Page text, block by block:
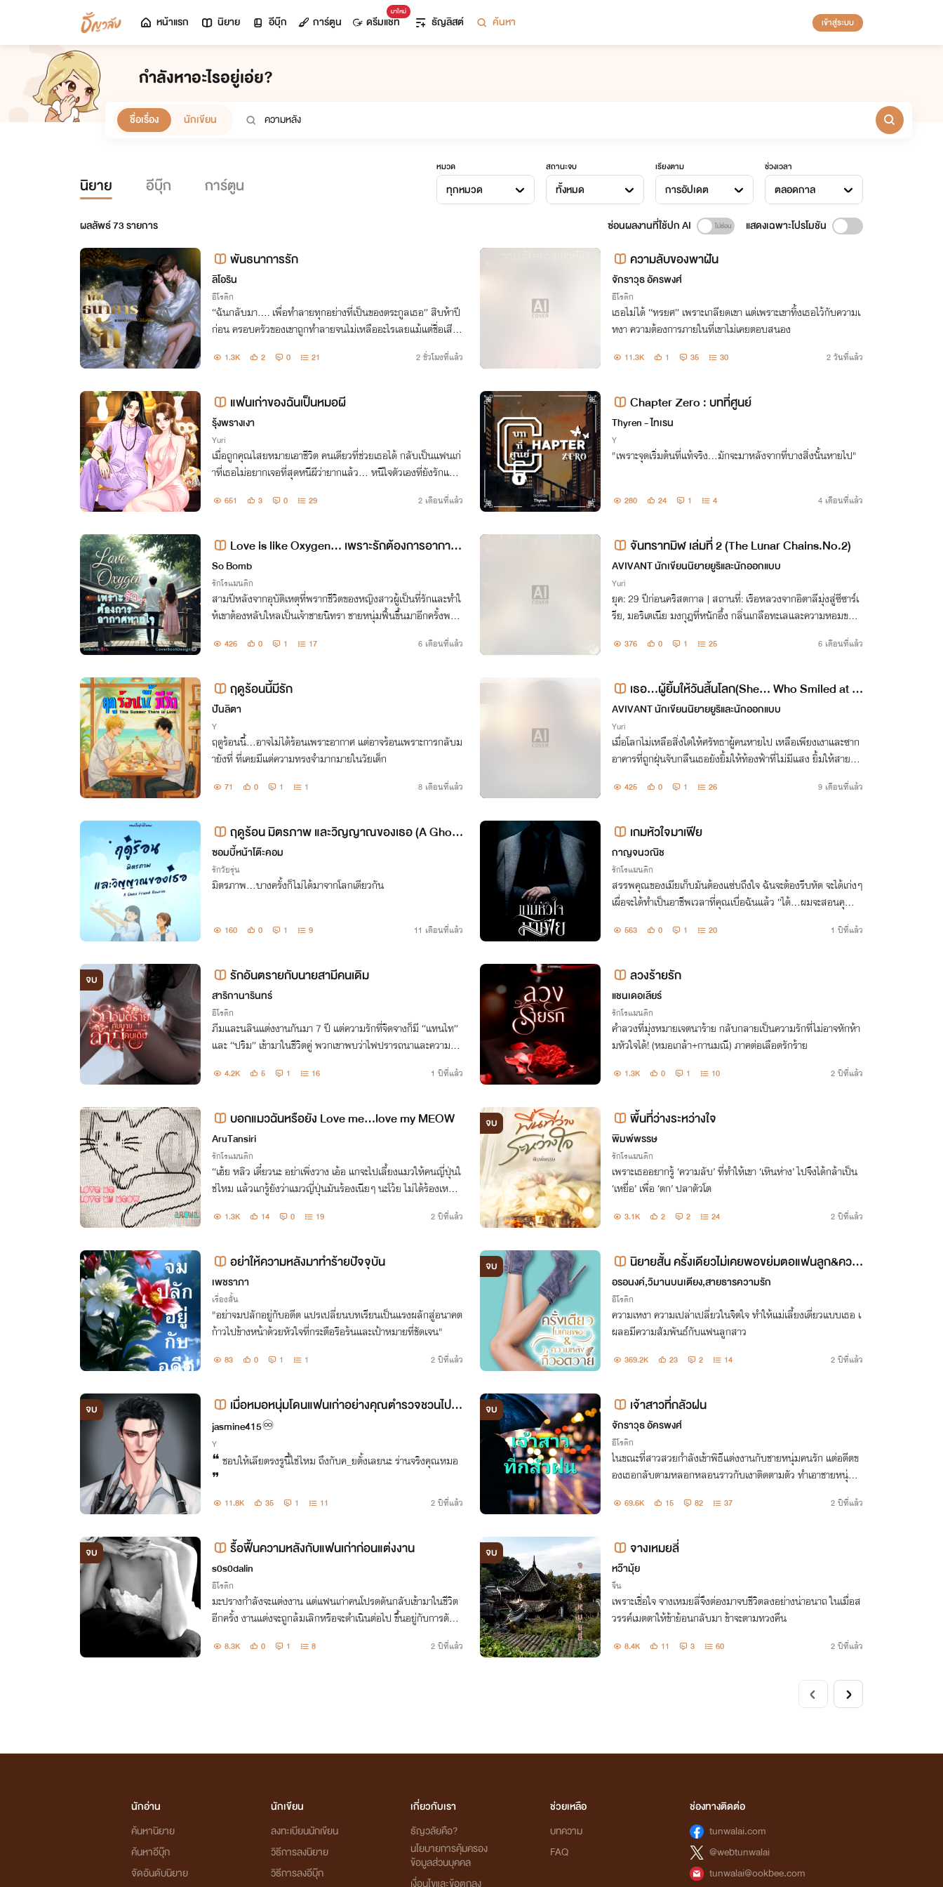
หน้าแรก นิยาย อีบุ๊ก การ์ตูน
มาใหม่
ดรีมแชท ธัญลิสต์ ค้นหา เข้าสู่ระบบ
กำลังหาอะไรอยู่เอ่ย?
ชื่อเรื่อง นักเขียน
นิยาย อีบุ๊ก การ์ตูน
หมวด
ทุกหมวด
สถานะจบ
ทั้งหมด
เรียงตาม
การอัปเดต
ช่วงเวลา
ตลอดกาล
ผลลัพธ์73รายการ ซ่อนผลงานที่ใช้ปก AI แสดงเฉพาะโปรโมชัน
พันธนาการรัก
ลิโอริน
อีโรติก
“ฉันกลับมา.... เพื่อทำลายทุกอย่างที่เป็นของตระกูลเธอ” สิบห้าปี
ก่อน ครอบครัวของเขาถูกทำลายจนไม่เหลืออะไรเลยแม้แต่ชื่อเสียง
ธิพล1.3K 2 0 21 2 ชั่วโมงที่แล้ว
ความลับของพาฝัน
จักราวุธ อัครพงศ์
อีโรติก
เธอไม่ได้ “ทรยศ” เพราะเกลียดเขา แต่เพราะเขาทิ้งเธอไว้กับความเ
หงา ความต้องการภายในที่เขาไม่เคยตอบสนอง
11.3K 1 35 30 2 วันที่แล้ว
แฟนเก่าของฉันเป็นหมอผี
รุ้งพรางเงา
Yuri
เมื่อถูกคุณไสยหมายเอาชีวิต คนเดียวที่ช่วยเธอได้ กลับเป็นแฟนเก่
าที่เธอไม่อยากเจอที่สุดหนีผีว่ายากแล้ว... หนีใจตัวเองที่ยังรักแฟน
651 3 0 29 2 เดือนที่แล้ว
Chapter Zero : บทที่ศูนย์
Thyren - ไทเรน
Y
"เพราะจุดเริ่มต้นที่แท้จริง...มักจะมาหลังจากที่บางสิ่งนั้นหายไป"
280 24 1 4 4 เดือนที่แล้ว
Love is like Oxygen... เพราะรักต้องการอากาศ
หายใจ
So Bomb
รักโรแมนติก
สามปีหลังจากอุบัติเหตุที่พรากชีวิตของหญิงสาวผู้เป็นที่รักและทำใ
ห้เขาต้องหลับใหลเป็นเจ้าชายนิทรา ชายหนุ่มฟื้นขึ้นมาอีกครั้งพร้อ
426 0 1 17 6 เดือนที่แล้ว
จันทราทมิฬ เล่มที่ 2 (The Lunar Chains.No.2)
AVIVANT นักเขียนนิยายยูริและนักออกแบบ
Yuri
​ยุค: 29 ปีก่อนคริสตกาล | สถานที่: เรือหลวงจากอิตาลีมุ่งสู่ซีซาร์เ
รีย, มอริเตเนีย มงกุฎที่หนักอึ้ง ​กลิ่นเกลือทะเลและความหอมของไ
ยสิ้นเชิง
376 0 1 25 6 เดือนที่แล้ว
ฤดูร้อนนี้มีรัก
ปันลิตา
Y
ฤดูร้อนนี้…อาจไม่ได้ร้อนเพราะอากาศ แต่อาจร้อนเพราะการกลับม
ายังที่ ที่เคยมีแต่ความทรงจำมากมายในวัยเด็ก
71 0 1 1 8 เดือนที่แล้ว
เธอ...ผู้ยิ้มให้วันสิ้นโลก(She... Who Smiled at th
e End of the World) เล่มที่ 1
AVIVANT นักเขียนนิยายยูริและนักออกแบบ
Yuri
เมื่อโลกไม่เหลือสิ่งใดให้ศรัทธาผู้คนหายไป เหลือเพียงเงาและซาก
อาคารที่ถูกฝุ่นจับกลืนเธอยังยิ้มให้ท้องฟ้าที่ไม่มีแสง ยิ้มให้สายลม
ยุดหมุน
425 0 1 26 9 เดือนที่แล้ว
ฤดูร้อน มิตรภาพ และวิญญาณของเธอ (A Ghost
Friend Rewrite)
ซอมบี้หน้าโต๊ะคอม
รักวัยรุ่น
มิตรภาพ…บางครั้งก็ไม่ได้มาจากโลกเดียวกัน
160 0 1 9 11 เดือนที่แล้ว
เกมหัวใจมาเฟีย
กาญจนวณิช
รักโรแมนติก
สรรพคุณของเมียเก็บมันต้องแซ่บถึงใจ ฉันจะต้องรีบหัด จะได้เก่งๆ
เผื่อจะได้ทำเป็นอาชีพเวลาที่คุณเบื่อฉันแล้ว “ได้...ผมจะสอนคุณเอ
563 0 1 20 1 ปีที่แล้ว
จบ รักอันตรายกับนายสามีคนเดิม
สาริกานารินทร์
อีโรติก
ภีมและนลินแต่งงานกันมา 7 ปี แต่ความรักที่จืดจางก็มี “แทนไท”
และ “ปริม” เข้ามาในชีวิตคู่ พวกเขาพบว่าไฟปรารถนาและความรัก
4.2K 5 1 16 1 ปีที่แล้ว
ลวงร้ายรัก
แชนเดอเลียร์
รักโรแมนติก
คำลวงที่มุ่งหมายเจตนาร้าย กลับกลายเป็นความรักที่ไม่อาจหักห้า
มหัวใจได้! (หมอเกล้า+กานมณี) ภาคต่อเลือดรักร้าย
1.3K 0 1 10 2 ปีที่แล้ว
บอกแมวฉันหรือยัง Love me...love my MEOW
AruTansiri
รักโรแมนติก
“เฮ้ย หลิว เดี๋ยวนะ อย่าเพิ่งวาง เอ้อ แกจะไปเลี้ยงแมวให้คนญี่ปุ่นใ
ช่ไหม แล้วแกรู้ยังว่าแมวญี่ปุ่นมันร้องเนียๆ นะโว้ย ไม่ได้ร้องเหมีย
1.3K 14 0 19 2 ปีที่แล้ว
จบ พื้นที่ว่างระหว่างใจ
พิมพ์พรรษ
รักโรแมนติก
เพราะเธออยากรู้ ‘ความลับ’ ที่ทำให้เขา ‘เหินห่าง’ ไปจึงได้กล้าเป็น
‘เหยื่อ’ เพื่อ ‘ตก’ ปลาตัวโต
3.1K 2 2 24 2 ปีที่แล้ว
อย่าให้ความหลังมาทำร้ายปัจจุบัน
เพชราภา
เรื่องสั้น
"อย่าจมปลักอยู่กับอดีต แปรเปลี่ยนบทเรียนเป็นแรงผลักสู่อนาคต
ก้าวไปข้างหน้าด้วยหัวใจที่กระตือรือร้นและเป้าหมายที่ชัดเจน"
83 0 1 1 2 ปีที่แล้ว
จบ
นิยายสั้น ครั้งเดียวไม่เคยพอขย่มตอแฟนลูก&ควา
มหลังที่วอดวาย
อรอนงค์,วิมานบนเตียง,สายธารความรัก
อีโรติก
ความเหงา ความเปล่าเปลี่ยวในจิตใจ ทำให้แม่เลี้ยงเดี่ยวแบบเธอ เ
ผลอมีความสัมพันธ์กับแฟนลูกสาว
369.2K 23 2 14 2 ปีที่แล้ว
จบ
เมื่อหมอหนุ่มโดนแฟนเก่าอย่างคุณตำรวจชวนไประ
ลึกความหลัง[PWP]
jasmine415♾️
Y
❝ ชอบให้เลียตรงรูนี้ใช่ไหม ถึงกับค_ยตั้งเลยนะ ร่านจริงคุณหมอ
❞
11.8K 35 1 11 2 ปีที่แล้ว
จบ เจ้าสาวที่กลัวฝน
จักราวุธ อัครพงศ์
อีโรติก
ในขณะที่สาวสวยกำลังเข้าพิธีแต่งงานกับชายหนุ่มคนรัก แต่อดีตข
องเธอกลับตามหลอกหลอนราวกับเงาติดตามตัว ทำเอาชายหนุ่มไ
69.6K 15 82 37 2 ปีที่แล้ว
จบ รื้อฟื้นความหลังกับแฟนเก่าก่อนแต่งงาน
s0s0dalin
อีโรติก
มะปรางกำลังจะแต่งงาน แต่แฟนเก่าคนโปรดดันกลับเข้ามาในชีวิต
อีกครั้ง งานแต่งจะถูกล้มเลิกหรือจะดำเนินต่อไป ขึ้นอยู่กับการตัดสิ
8.3K 0 1 8 2 ปีที่แล้ว
จบ จางเหมยลี่
หว๊ามุ้ย
จีน
เพราะเชื่อใจ​ จางเหมยลี่จึงต่องมาจบชีวิตลงอย่างน่าอนาถ​ ในเมื่อส
วรรค์เมตตาให้ข้าย้อนกลับมา​ ข้าจะตามทวงคืน​
8.4K 11 3 60 2 ปีที่แล้ว
นักอ่าน
ค้นหานิยาย
ค้นหาอีบุ๊ก
จัดอันดับนิยาย
นักเขียน
ลงทะเบียนนักเขียน
วิธีการลงนิยาย
วิธีการลงอีบุ๊ก
เกี่ยวกับเรา
ธัญวลัยคือ?
นโยบายการคุ้มครอง
ข้อมูลส่วนบุคคล
ช่วยเหลือ
บทความ
FAQ
ช่องทางติดต่อ
tunwalai.com
@webtunwalai
tunwalai@ookbee.com